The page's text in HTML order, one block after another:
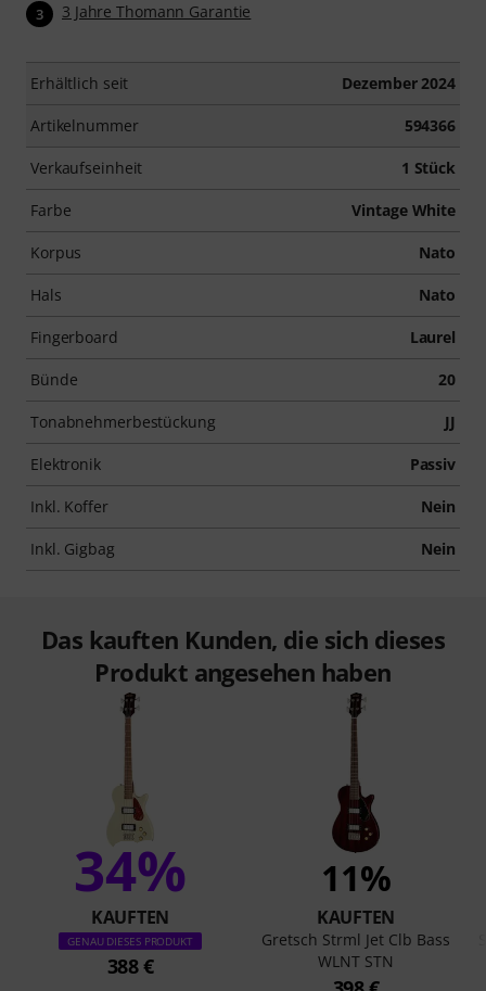
3 3 Jahre Thomann Garantie
Erhältlich seit Dezember 2024
Artikelnummer 594366
Verkaufseinheit 1 Stück
Farbe Vintage White
Korpus Nato
Hals Nato
Fingerboard Laurel
Bünde 20
Tonabnehmerbestückung JJ
Elektronik Passiv
Inkl. Koffer Nein
Inkl. Gigbag Nein
Das kauften Kunden, die sich dieses
Produkt angesehen haben
34%
KAUFTEN
GENAU DIESES PRODUKT
388 €
11%
KAUFTEN
Gretsch Strml Jet Clb Bass
WLNT STN